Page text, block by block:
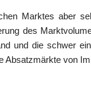
Marktes aber
des
und die schwer
von